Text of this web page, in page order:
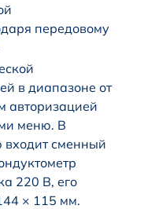
передовому
в диапазоне от
авторизацией
меню. В
входит сменный
220 В, его
× 115 мм.